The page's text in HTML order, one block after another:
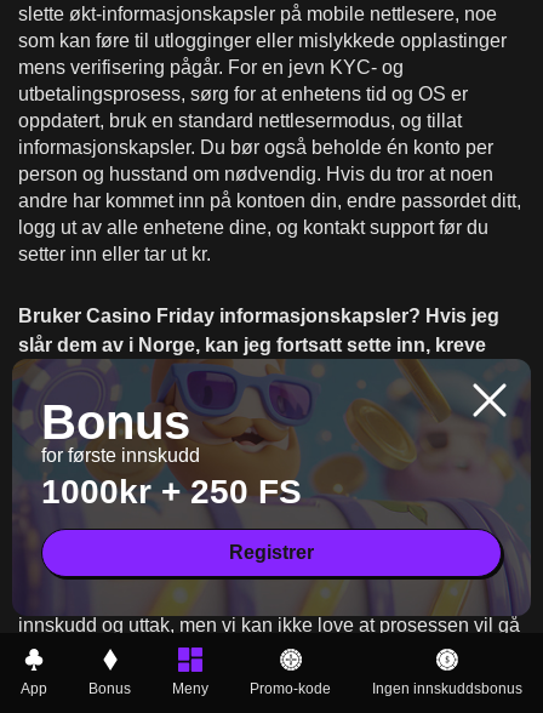
slette økt-informasjonskapsler på mobile nettlesere, noe
som kan føre til utlogginger eller mislykkede opplastinger
mens verifisering pågår. For en jevn KYC- og
utbetalingsprosess, sørg for at enhetens tid og OS er
oppdatert, bruk en standard nettlesermodus, og tillat
informasjonskapsler. Du bør også beholde én konto per
person og husstand om nødvendig. Hvis du tror at noen
andre har kommet inn på kontoen din, endre passordet ditt,
logg ut av alle enhetene dine, og kontakt support før du
setter inn eller tar ut kr.
Bruker Casino Friday informasjonskapsler? Hvis jeg
slår dem av i Norge, kan jeg fortsatt sette inn, kreve
bonuser og ta ut?
Informasjonskapsler hjelper oss med å holde deg pålogget,
holde økten din trygg, huske preferansene dine (som språk
og tidsgrenser) og se hvor godt kampanjer og bonuser
fungerer. I nettleseren din kan du alltid endre hvordan
informasjonskapsler fungerer. For eksempel kan du bli
logget ut oftere, kassesider kan ikke lastes riktig, og
bonusaktivering eller promosporing kan ikke fungere hvis
du slår av informasjonskapsler. Du kan fortsatt foreta
innskudd og uttak, men vi kan ikke love at prosessen vil gå
jevnt hvis du ikke tillater informasjonskapsler og lokal
lagring.
Bonus
for første innskudd
1000kr + 250 FS
Registrer
App Bonus Meny Promo-kode Ingen innskuddsbonus